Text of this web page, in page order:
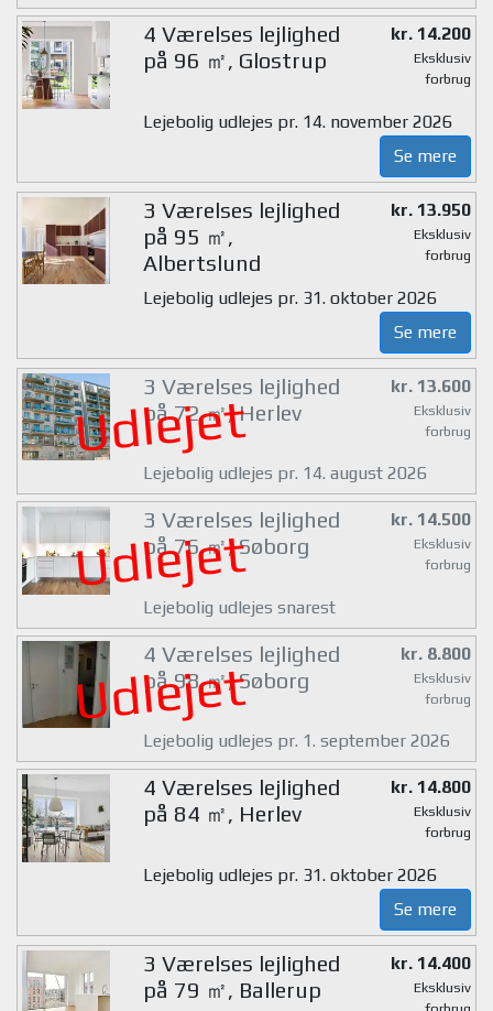
4 Værelses lejlighed
på 96 ㎡, Glostrup
kr. 14.200
Eksklusiv
forbrug
Lejebolig udlejes pr. 14. november 2026
Se mere
3 Værelses lejlighed
på 95 ㎡,
Albertslund
kr. 13.950
Eksklusiv
forbrug
Lejebolig udlejes pr. 31. oktober 2026
Se mere
Udlejet
3 Værelses lejlighed
på 72 ㎡, Herlev
kr. 13.600
Eksklusiv
forbrug
Lejebolig udlejes pr. 14. august 2026
Udlejet
3 Værelses lejlighed
på 76 ㎡, Søborg
kr. 14.500
Eksklusiv
forbrug
Lejebolig udlejes snarest
Udlejet
4 Værelses lejlighed
på 98 ㎡, Søborg
kr. 8.800
Eksklusiv
forbrug
Lejebolig udlejes pr. 1. september 2026
4 Værelses lejlighed
på 84 ㎡, Herlev
kr. 14.800
Eksklusiv
forbrug
Lejebolig udlejes pr. 31. oktober 2026
Se mere
3 Værelses lejlighed
på 79 ㎡, Ballerup
kr. 14.400
Eksklusiv